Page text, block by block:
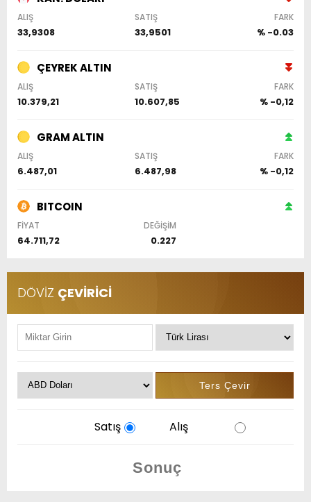
ALIŞ SATIŞ FARK
33,9308 33,9501 % -0.03
ÇEYREK ALTIN
ALIŞ SATIŞ FARK
10.379,21 10.607,85 % -0,12
GRAM ALTIN
ALIŞ SATIŞ FARK
6.487,01 6.487,98 % -0,12
BITCOIN
FİYAT DEĞİŞİM
64.711,72 0.227
DÖVİZ ÇEVİRİCİ
Satış Alış